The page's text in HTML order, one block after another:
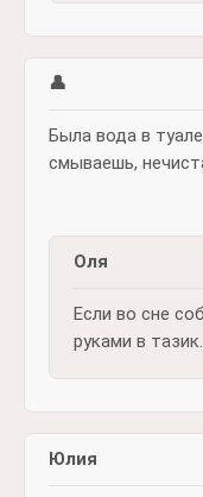
👤
Была вода в
смываешь,
Оля
Если во сне
руками в тазик.
Юлия